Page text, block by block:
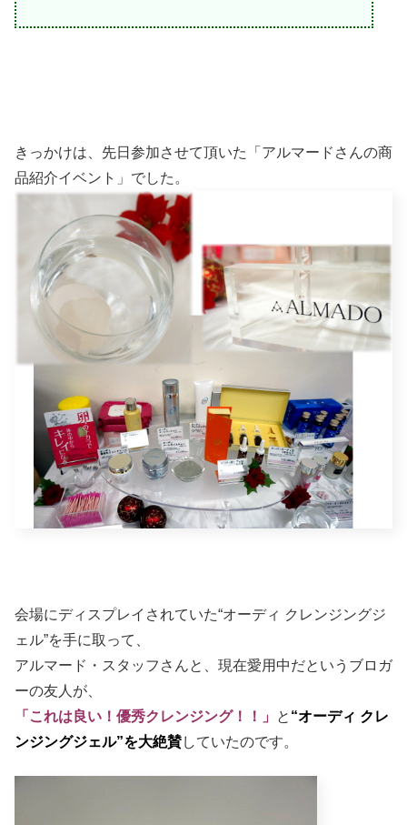
きっかけは、先日参加させて頂いた「アルマードさんの商
品紹介イベント」でした。
会場にディスプレイされていた“オーディ クレンジングジ
ェル”を手に取って、
アルマード・スタッフさんと、現在愛用中だというブロガ
ーの友人が、
「これは良い！優秀クレンジング！！」
と “オーディ クレ
ンジングジェル”を大絶賛していたのです。